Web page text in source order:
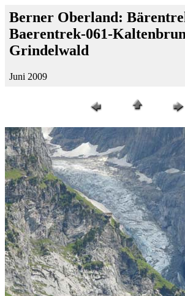
Berner Oberland:
Baerentrek-061-
Grindelwald
Juni 2009